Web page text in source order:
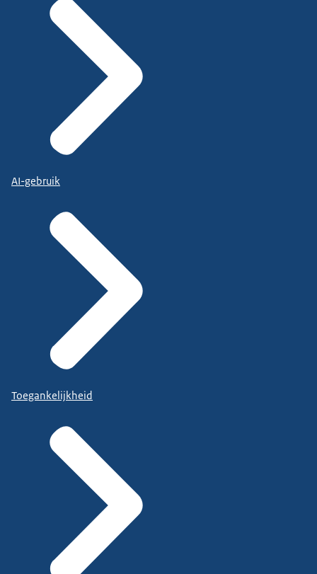
AI-gebruik
Toegankelijkheid